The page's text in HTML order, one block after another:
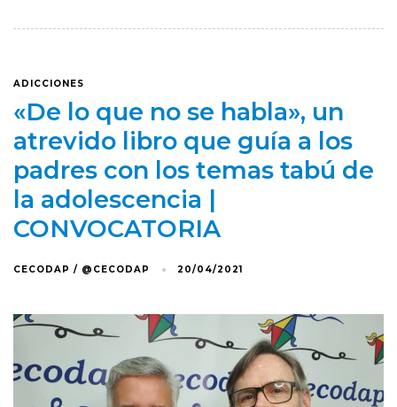
ADICCIONES
«De lo que no se habla», un
atrevido libro que guía a los
padres con los temas tabú de
la adolescencia |
CONVOCATORIA
CECODAP / @CECODAP 20/04/2021